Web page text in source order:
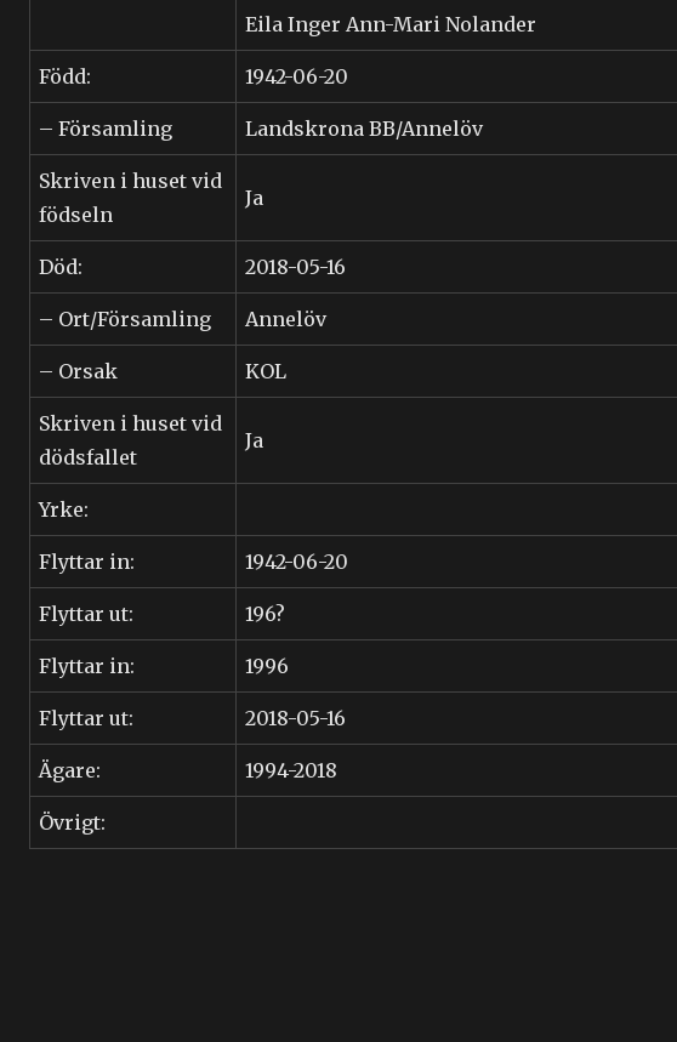
Eila Inger Ann-Mari Nolander
Född: 1942-06-20
– Församling Landskrona BB/Annelöv
Skriven i huset vid
födseln
Ja
Död: 2018-05-16
– Ort/Församling Annelöv
– Orsak KOL
Skriven i huset vid
dödsfallet
Ja
Yrke:
Flyttar in: 1942-06-20
Flyttar ut: 196?
Flyttar in: 1996
Flyttar ut: 2018-05-16
Ägare: 1994-2018
Övrigt: